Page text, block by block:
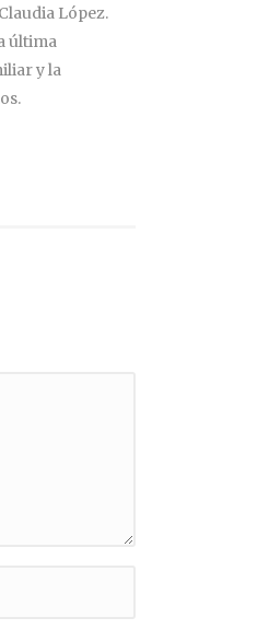
López.
última
y la